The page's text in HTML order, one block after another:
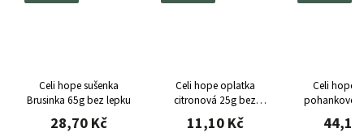
Celi hope sušenka
Brusinka 65g bez lepku
28,70 Kč
Celi hope oplatka
citronová 25g bez
lepku
11,10 Kč
Celi hope
pohankové
lepku
44,10